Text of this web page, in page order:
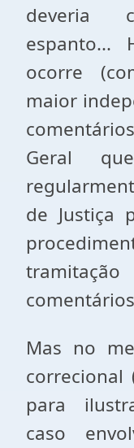
deveria
espanto...
ocorre
maior
Geral
de Justiça
Mas no
correcional
para
caso